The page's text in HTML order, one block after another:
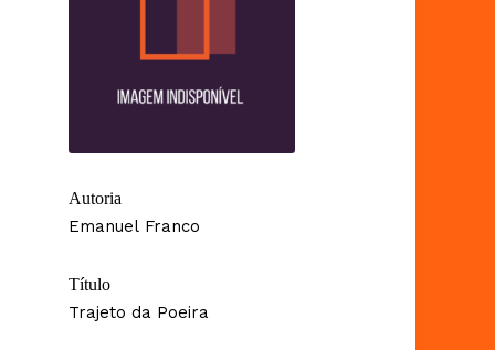
Autoria
Emanuel Franco
Título
Trajeto da Poeira